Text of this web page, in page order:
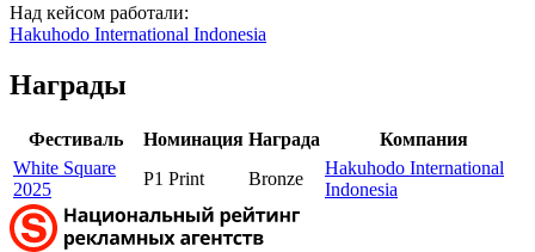
Над кейсом работали:
Hakuhodo International Indonesia
Награды
Фестиваль Номинация Награда
Компания
White Square
2025
P1 Print Bronze
Hakuhodo International
Indonesia